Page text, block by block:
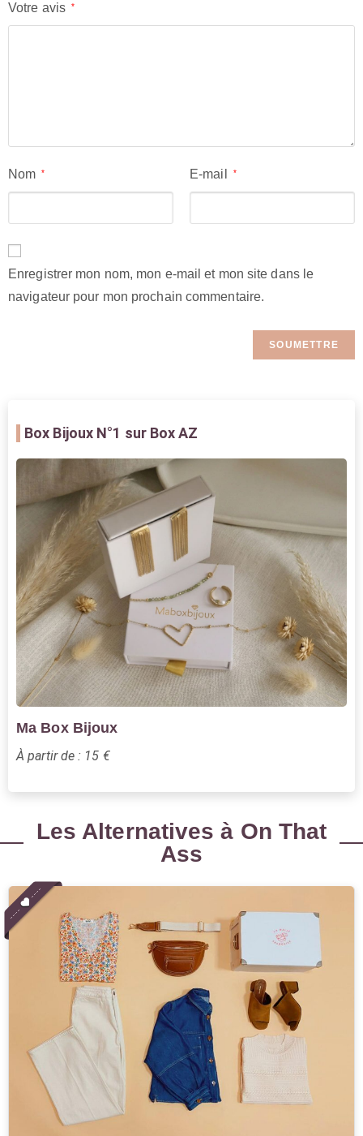
Votre avis *
Nom * E-mail *
Enregistrer mon nom, mon e-mail et mon site dans le
navigateur pour mon prochain commentaire.
Box Bijoux N°1 sur Box AZ
Ma Box Bijoux
À partir de : 15 €
Les Alternatives à On That
Ass